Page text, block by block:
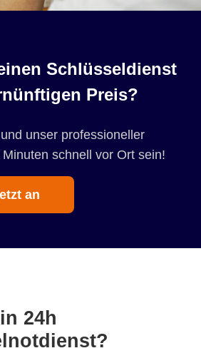
Schlüsseldienst
Preis?
unser professioneller
schnell vor Ort sein!
an
24h